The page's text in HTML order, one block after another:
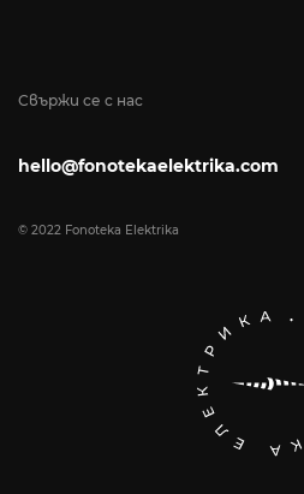
Свържи се с нас
hello@fonotekaelektrika.com
© 2022 Fonoteka Elektrika